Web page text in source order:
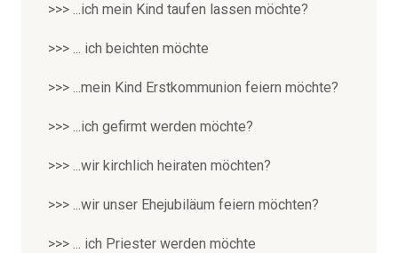
>>> ...ich mein Kind taufen lassen möchte?
>>> ... ich beichten möchte
>>> ...mein Kind Erstkommunion feiern möchte?
>>> ...ich gefirmt werden möchte?
>>> ...wir kirchlich heiraten möchten?
>>> ...wir unser Ehejubiläum feiern möchten?
>>> ... ich Priester werden möchte